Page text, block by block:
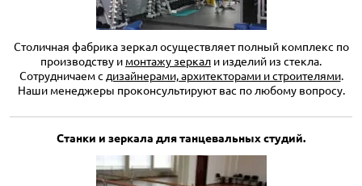
Столичная фабрика зеркал осуществляет полный комплекс по
производству и монтажу зеркал и изделий из стекла.
Сотрудничаем с дизайнерами, архитекторами и строителями.
Наши менеджеры проконсультируют вас по любому вопросу.
Станки и зеркала для танцевальных студий.